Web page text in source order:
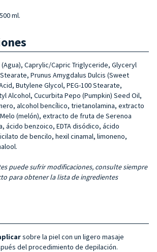
ml.
(Agua), Caprylic/Capric Triglyceride, Glyceryl
Prunus Amygdalus Dulcis (Sweet
Butylene Glycol, PEG-100 Stearate,
Alcohol, Cucurbita Pepo (Pumpkin) Seed Oil,
alcohol bencílico, trietanolamina, extracto
(melón), extracto de fruta de Serenoa
ácido benzoico, EDTA disódico, ácido
de bencilo, hexil cinamal, limoneno,
puede sufrir modificaciones, consulte siempre
para obtener la lista de ingredientes
sobre la piel con un ligero masaje
del procedimiento de depilación.